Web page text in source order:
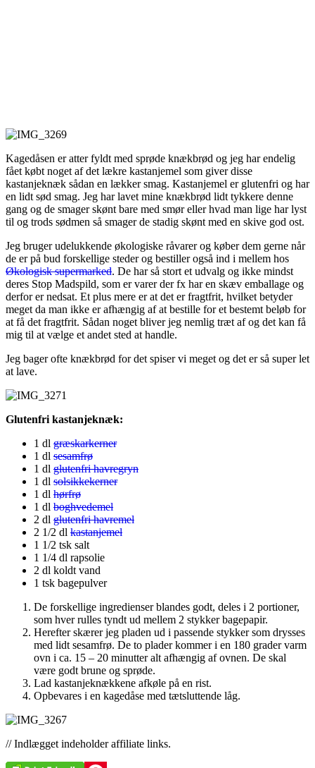
Kagedåsen er atter fyldt med sprøde knækbrød og jeg har endelig
fået købt noget af det lækre kastanjemel som giver disse
kastanjeknæk sådan en lækker smag. Kastanjemel er glutenfri og har
en lidt sød smag. Jeg har lavet mine knækbrød lidt tykkere denne
gang og de smager skønt bare med smør eller hvad man lige har lyst
til og trods sødmen så smager de stadig skønt med en skive god ost.
Jeg bruger udelukkende økologiske råvarer og køber dem gerne når
de er på bud forskellige steder og bestiller også ind i mellem hos
Økologisk supermarked. De har så stort et udvalg og ikke mindst
deres Stop Madspild, som er varer der fx har en skæv emballage og
derfor er nedsat. Et plus mere er at det er fragtfrit, hvilket betyder
meget da man ikke er afhængig af at bestille for et bestemt beløb for
at få det fragtfrit. Sådan noget bliver jeg nemlig træt af og det kan få
mig til at vælge et andet sted at handle.
Jeg bager ofte knækbrød for det spiser vi meget og det er så super let
at lave.
Glutenfri kastanjeknæk:
1 dl græskarkerner
1 dl sesamfrø
1 dl glutenfri havregryn
1 dl solsikkekerner
1 dl hørfrø
1 dl boghvedemel
2 dl glutenfri havremel
2 1/2 dl kastanjemel
1 1/2 tsk salt
1 1/4 dl rapsolie
2 dl koldt vand
1 tsk bagepulver
De forskellige ingredienser blandes godt, deles i 2 portioner,
som hver rulles tyndt ud mellem 2 stykker bagepapir.
Herefter skærer jeg pladen ud i passende stykker som drysses
med lidt sesamfrø. De to plader kommer i en 180 grader varm
ovn i ca. 15 – 20 minutter alt afhængig af ovnen. De skal
være godt brune og sprøde.
Lad kastanjeknækkene afkøle på en rist.
Opbevares i en kagedåse med tætsluttende låg.
// Indlægget indeholder affiliate links.